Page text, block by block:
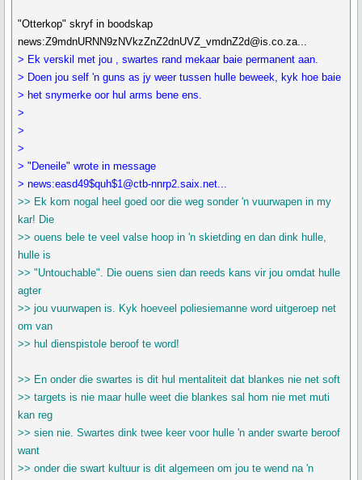
"Otterkop" skryf in boodskap
news:Z9mdnURNN9zNVkzZnZ2dnUVZ_vmdnZ2d@is.co.za...
> Ek verskil met jou , swartes rand mekaar baie permanent aan.
> Doen jou self 'n guns as jy weer tussen hulle beweek, kyk hoe baie
> het snymerke oor hul arms bene ens.
>
>
>
> "Deneile" wrote in message
> news:easd49$quh$1@ctb-nnrp2.saix.net...
>> Ek kom nogal heel goed oor die weg sonder 'n vuurwapen in my
kar! Die
>> ouens bele te veel valse hoop in 'n skietding en dan dink hulle,
hulle is
>> "Untouchable". Die ouens sien dan reeds kans vir jou omdat hulle
agter
>> jou vuurwapen is. Kyk hoeveel poliesiemanne word uitgeroep net
om van
>> hul dienspistole beroof te word!
>> En onder die swartes is dit hul mentaliteit dat blankes nie net soft
>> targets is nie maar hulle weet die blankes sal hom nie met muti
kan reg
>> sien nie. Swartes dink twee keer voor hulle 'n ander swarte beroof
want
>> onder die swart kultuur is dit algemeen om jou te wend na 'n